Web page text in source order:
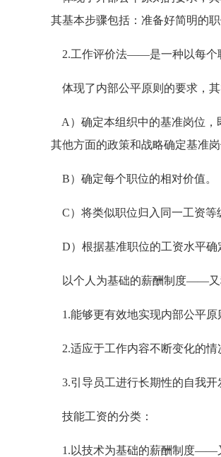
其基本步骤包括：准备好简明的
2.工作评价法——是一种以每个
体现了内部公平原则的要求，其
A）确定本组织中的基准岗位，
其他方面的政策和战略确定基准岗
B）确定每个职位的相对价值。
C）将类似职位归入同一工资等
D）根据基准职位的工资水平确
以个人为基础的薪酬制度——又
1.能够更有效地实现内部公平原
2.适应于工作内容不断变化的情
3.引导员工进行长期性的自我开
技能工资的分类：
1.以技术为基础的薪酬制度——